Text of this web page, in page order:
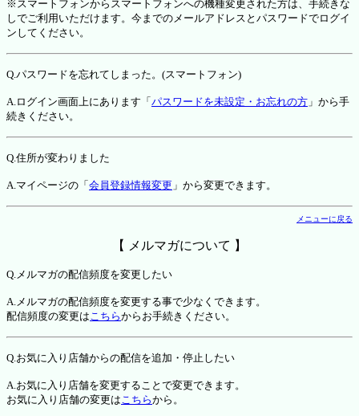
※スマートフォンからスマートフォンへの機種変更された方は、手続きな
しでご利用いただけます。今までのメールアドレスとパスワードでログイ
ンしてください。
Q.パスワードを忘れてしまった。(スマートフォン)
A.ログイン画面上にあります「 パスワードを未設定・お忘れの方 」から手
続きください。
Q.住所が変わりました
A.マイページの「 会員登録情報変更 」から変更できます。
メニューに戻る
【 メルマガについて 】
Q.メルマガの配信頻度を変更したい
A.メルマガの配信頻度を変更する事で少なくできます。
配信頻度の変更はこちらからお手続きください。
Q.お気に入り店舗からの配信を追加・停止したい
A.お気に入り店舗を変更することで変更できます。
お気に入り店舗の変更はこちらから。